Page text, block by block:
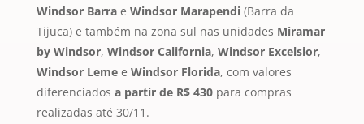
Windsor Barra e Windsor Marapendi (Barra da
Tijuca) e também na zona sul nas unidades Miramar
by Windsor, Windsor California, Windsor Excelsior,
Windsor Leme e Windsor Florida, com valores
diferenciados a partir de R$ 430 para compras
realizadas até 30/11.